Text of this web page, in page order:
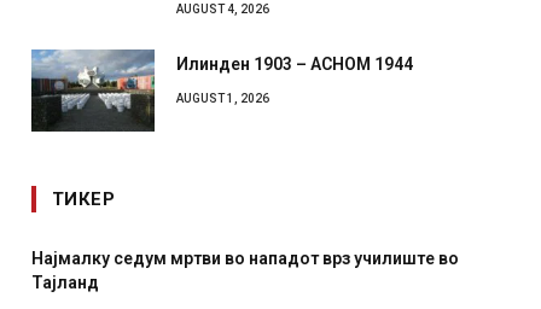
AUGUST 4, 2026
Илинден 1903 – АСНОМ 1944
AUGUST 1, 2026
ТИКЕР
во нападот врз училиште во
СОЗИС: Украинците